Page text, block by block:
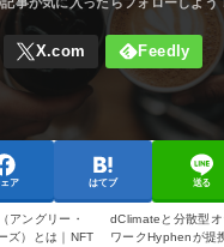
ア はてブ 送る
アングリー・
ズ）とは｜NFT
dClimateと分散型オ
ワークHyphenが提